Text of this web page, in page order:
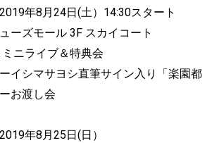
年8月24日(土）14:30スタート
ーズモール 3F スカイコート
ニライブ＆特典会
イシマサヨシ直筆サイン入り「楽園都
お渡し会
年8月25日(日）